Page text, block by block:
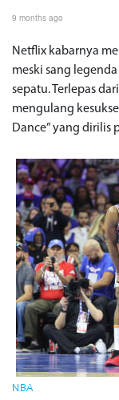
9 months ago
Netflix kabarnya
meski sang
sepatu. Terlepas
mengulang
Dance” yang dirilis
NBA